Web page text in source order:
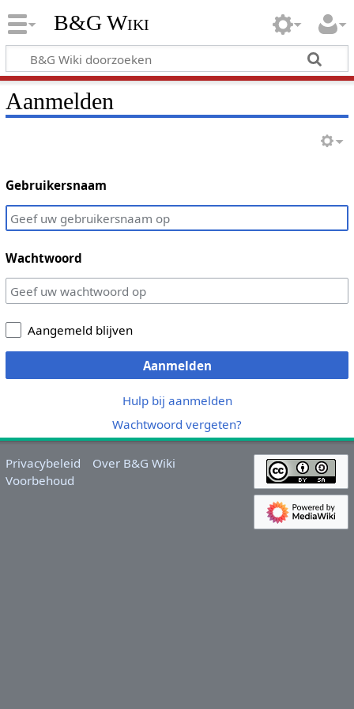
B&G Wiki
Aanmelden
Gebruikersnaam
Wachtwoord
Aangemeld blijven
Aanmelden
Hulp bij aanmelden
Wachtwoord vergeten?
Privacybeleid
Over B&G Wiki
Voorbehoud